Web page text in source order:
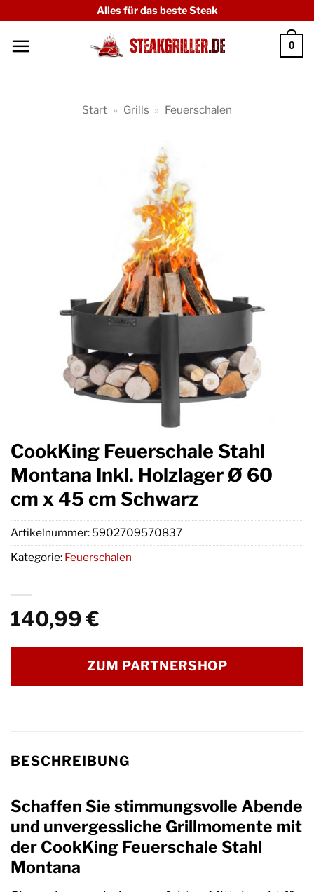
springen
Alles für das beste Steak
0
Start » Grills » Feuerschalen
CookKing Feuerschale Stahl
Montana Inkl. Holzlager Ø 60
cm x 45 cm Schwarz
140,99€
ZUM PARTNERSHOP
Artikelnummer: 5902709570837
Kategorie: Feuerschalen
BESCHREIBUNG
Schaffen Sie stimmungsvolle Abende
und unvergessliche Grillmomente mit
der CookKing Feuerschale Stahl
Montana